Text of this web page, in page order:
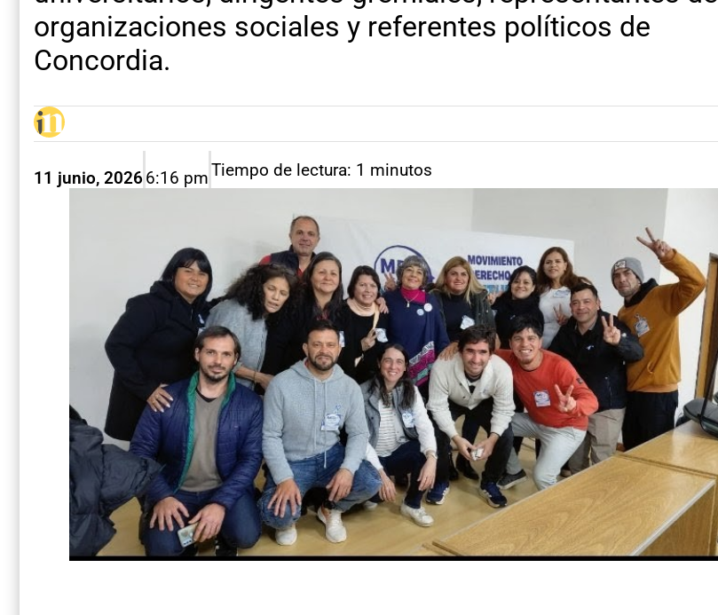
organizaciones sociales y referentes políticos de
Concordia.
11 junio, 20266:16 pmTiempo de lectura: 1 minutos